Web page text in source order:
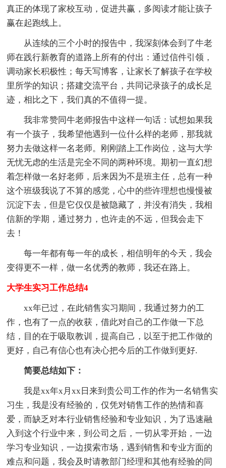
真正的体现了家校互动，促进共赢，多阅读才能让孩子
赢在起跑线上。
从连续的三个小时的报告中，我深刻体会到了牛老
师在践行新教育的道路上所有的付出：通过信件引领，
调动家长积极性；每天写博客，让家长了解孩子在学校
里所学的知识；搭建交流平台，共同记录孩子的成长足
迹，相比之下，我们真的不值得一提。
我非常赞同牛老师报告中这样一句话：试想如果我
有一个孩子，我希望他遇到一位什么样的老师，那我就
努力去做这样一名老师。刚刚踏上工作岗位，这与大学
无忧无虑的生活是完全不同的两种环境。期初一直幻想
着怎样做一名好老师，后来因为不是班主任，总有一种
这个班级我说了不算的感觉，心中的些许理想也慢慢被
沉淀下去，但是它仅仅是被隐藏了，并没有消失，我相
信新的学期，通过努力，也许走的不远，但我会走下
去！
每一年都有每一年的成长，相信明年的今天，我会
变得更不一样，做一名优秀的教师，我还在路上。
大学生实习工作总结4
xx年已过，在此销售实习期间，我通过努力的工
作，也有了一点的收获，借此对自己的工作做一下总
结，目的在于吸取教训，提高自己，以至于把工作做的
更好，自己有信心也有决心把今后的工作做到更好.
简要总结如下：
我是xx年x月xx日来到贵公司工作的作为一名销售实
习生，我是没有经验的，仅凭对销售工作的热情和喜
爱，而缺乏对本行业销售经验和专业知识，为了迅速融
入到这个行业中来，到公司之后，一切从零开始，一边
学习专业知识，一边摸索市场，遇到销售和专业方面的
难点和问题，我会及时请教部门经理和其他有经验的同